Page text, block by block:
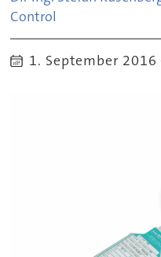
Control
1. September